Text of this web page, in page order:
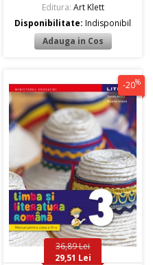
Editura: Art Klett
Disponibilitate:Indisponibil
-20%
36,89 Lei
29,51 Lei